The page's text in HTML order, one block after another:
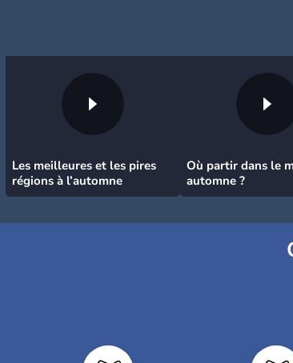
Les meilleures et les pires
régions à l’automne
Où partir dans le
automne ?